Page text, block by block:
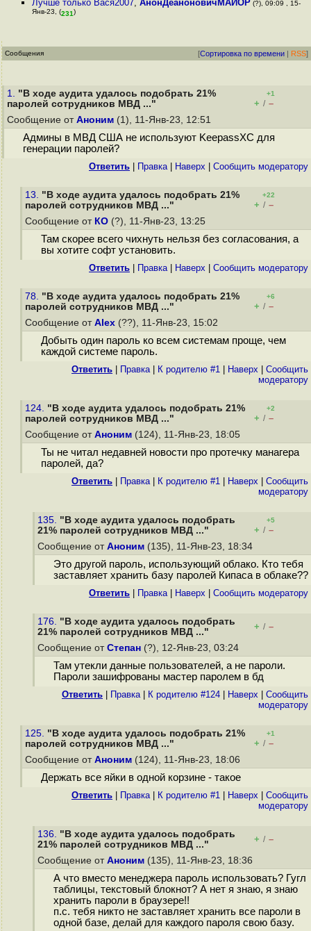
Лучше только Вася2007, АнонДеаноновичМАЙОР(?), 09:09 , 15-
Янв-23, (231)
Сообщения [Сортировка по времени | RSS]
1. "В ходе аудита удалось подобрать 21%
паролей сотрудников МВД ..."
+1
+ / –
Сообщение от Аноним (1), 11-Янв-23, 12:51
Админы в МВД США не используют KeepassXC для
генерации паролей?
Ответить Правка| Наверх Cообщить модератору
13. "В ходе аудита удалось подобрать 21%
паролей сотрудников МВД ..."
+22
+ / –
Сообщение от КО (?), 11-Янв-23, 13:25
Там скорее всего чихнуть нельзя без согласования, а
вы хотите софт установить.
Ответить Правка| Наверх Cообщить модератору
78. "В ходе аудита удалось подобрать 21%
паролей сотрудников МВД ..."
+6
+ / –
Сообщение от Alex (??), 11-Янв-23, 15:02
Добыть один пароль ко всем системам проще, чем
каждой системе пароль.
Ответить Правка| К родителю #1 Наверх
Cообщить
модератору
124. "В ходе аудита удалось подобрать 21%
паролей сотрудников МВД ..."
+2
+ / –
Сообщение от Аноним (124), 11-Янв-23, 18:05
Ты не читал недавней новости про протечку манагера
паролей, да?
Ответить Правка| К родителю #1 Наверх
Cообщить
модератору
135. "В ходе аудита удалось подобрать
21% паролей сотрудников МВД ..."
+5
+ / –
Сообщение от Аноним (135), 11-Янв-23, 18:34
Это другой пароль, использующий облако. Кто тебя
заставляет хранить базу паролей Кипаса в облаке??
Ответить Правка| Наверх Cообщить модератору
176. "В ходе аудита удалось подобрать
21% паролей сотрудников МВД ..."
+ / –
Сообщение от Степан (?), 12-Янв-23, 03:24
Там утекли данные пользователей, а не пароли.
Пароли зашифрованы мастер паролем в бд
Ответить Правка| К родителю #124 Наверх
Cообщить
модератору
125. "В ходе аудита удалось подобрать 21%
паролей сотрудников МВД ..."
+1
+ / –
Сообщение от Аноним (124), 11-Янв-23, 18:06
Держать все яйки в одной корзине - такое
Ответить Правка| К родителю #1 Наверх
Cообщить
модератору
136. "В ходе аудита удалось подобрать
21% паролей сотрудников МВД ..."
+ / –
Сообщение от Аноним (135), 11-Янв-23, 18:36
А что вместо менеджера пароль использовать? Гугл
таблицы, текстовый блокнот? А нет я знаю, я знаю
хранить пароли в браузере!!
п.с. тебя никто не заставляет хранить все пароли в
одной базе, делай для каждого пароля свою базу.